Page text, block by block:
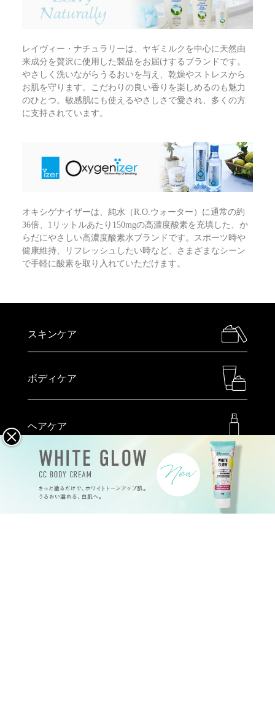
レイヴィー・ナチュラリーは、ヤギミルクを中心に天然由
来成分を贅沢に使用した製品をお届けするブランドです。
やさしく洗いながらうるおいを与え、乾燥やストレスから
お肌を守ります。こだわりの良い香りを楽しめるのも魅力
のひとつ。敏感肌にも使えるやさしさで愛され、多くの方
に支持されています。
オキシゲナイザーは、純水（R.O.ウォーター）に通常の約
36倍、1リットルあたり150mgの高濃度酸素を充填した、か
らだにやさしい高濃度酸素水ブランドです。スポーツ時や
健康維持、リフレッシュしたい時など、さまざまなシーン
で手軽に酸素を取り入れていただけます。
スキンケア
ボディケア
ヘアケア
メイクアップ